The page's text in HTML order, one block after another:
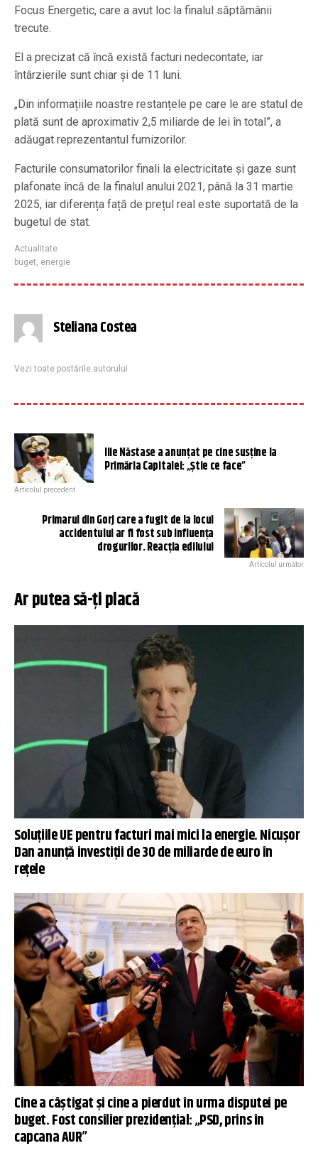
Focus Energetic, care a avut loc la finalul săptămânii
trecute.
El a precizat că încă există facturi nedecontate, iar
întârzierile sunt chiar și de 11 luni.
„Din informațiile noastre restanțele pe care le are statul de
plată sunt de aproximativ 2,5 miliarde de lei în total”, a
adăugat reprezentantul furnizorilor.
Facturile consumatorilor finali la electricitate și gaze sunt
plafonate încă de la finalul anului 2021, până la 31 martie
2025, iar diferența față de prețul real este suportată de la
bugetul de stat.
Actualitate
buget energie
Steliana Costea
Vezi toate postările autorului
Ilie Năstase a anunțat pe cine susține la
Primăria Capitalei: „Știe ce face”
Articolul precedent
Primarul din Gorj care a fugit de la locul
accidentului ar fi fost sub influența
drogurilor. Reacția edilului
Articolul următor
Ar putea să-ți placă
Soluțiile UE pentru facturi mai mici la energie. Nicușor
Dan anunță investiții de 30 de miliarde de euro în
rețele
Cine a câștigat și cine a pierdut în urma disputei pe
buget. Fost consilier prezidențial: „PSD, prins în
capcana AUR”